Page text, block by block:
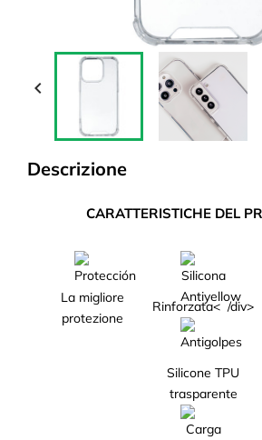

Descrizione
CARATTERISTICHE DEL
La migliore
protezione
Rinforzata< /div>
Silicone TPU
trasparente